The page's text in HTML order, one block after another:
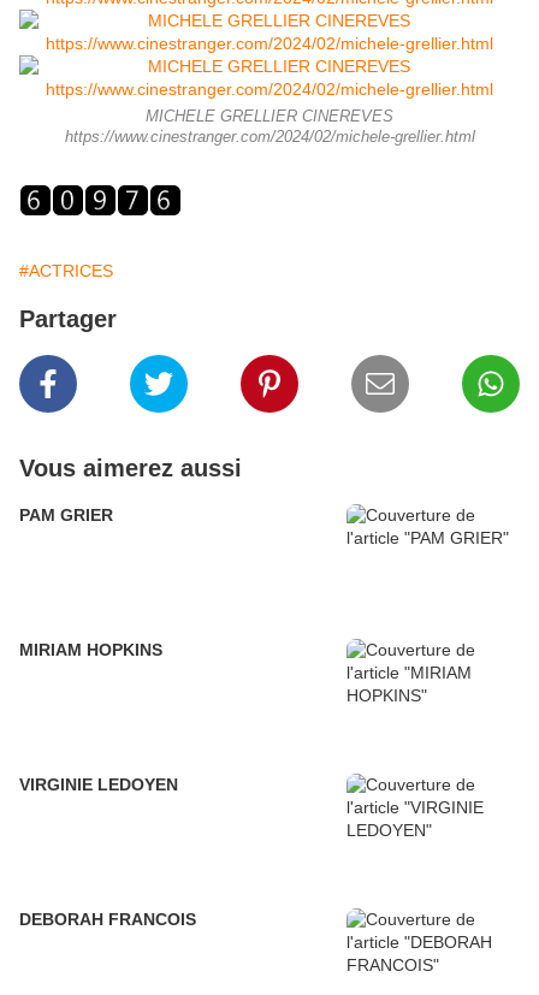
MICHELE GRELLIER CINEREVES
https://www.cinestranger.com/2024/02/michele-grellier.html
#ACTRICES
Partager
Vous aimerez aussi
PAM GRIER
MIRIAM HOPKINS
VIRGINIE LEDOYEN
DEBORAH FRANCOIS